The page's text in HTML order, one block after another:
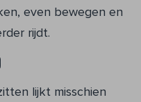
even bewegen en
rijdt.
lijkt misschien